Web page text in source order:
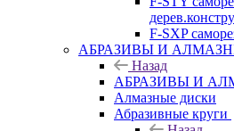
F-SXP
АБРАЗИВЫ И
Назад
АБРАЗИВЫ И
Алмазные диски
Абразивные круги